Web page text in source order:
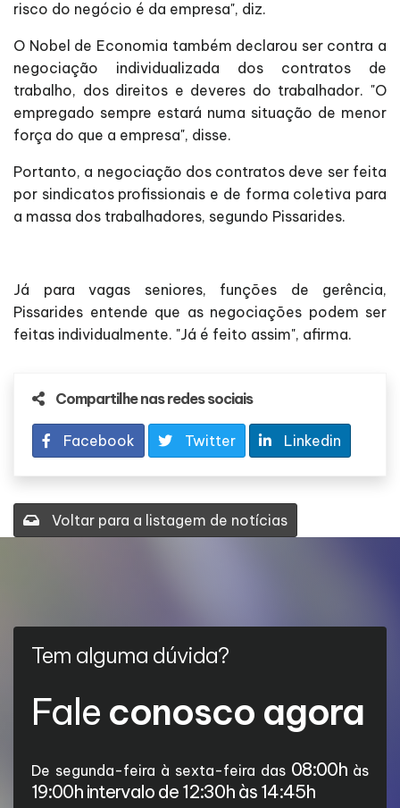
risco do negócio é da empresa", diz.
O Nobel de Economia também declarou ser contra a
negociação individualizada dos contratos de
trabalho, dos direitos e deveres do trabalhador. "O
empregado sempre estará numa situação de menor
força do que a empresa", disse.
Portanto, a negociação dos contratos deve ser feita
por sindicatos profissionais e de forma coletiva para
a massa dos trabalhadores, segundo Pissarides.
Já para vagas seniores, funções de gerência,
Pissarides entende que as negociações podem ser
feitas individualmente. "Já é feito assim", afirma.
Compartilhe nas redes sociais
Facebook Twitter Linkedin
Voltar para a listagem de notícias
Tem alguma dúvida?
Fale conosco agora
De segunda-feira à sexta-feira das 08:00h às
19:00h intervalo de 12:30h às 14:45h